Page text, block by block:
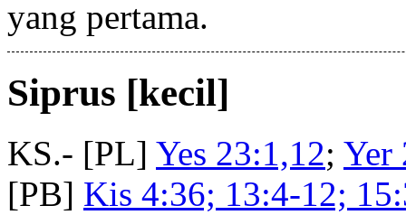
yang pertama.
Siprus [kecil]
KS.- [PL] Yes 23:1,12; Yer
[PB] Kis 4:36; 13:4-12;